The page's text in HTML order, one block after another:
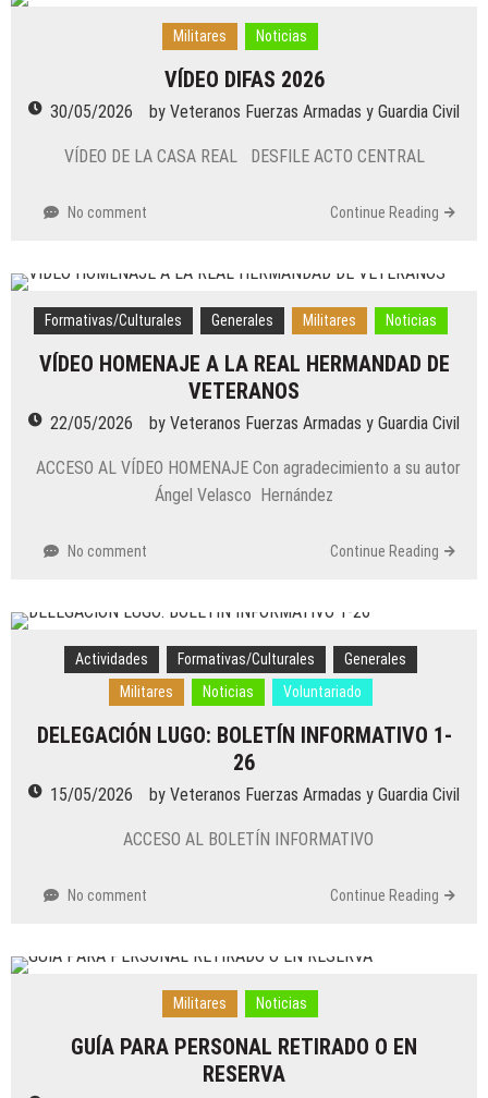
Militares Noticias
VÍDEO DIFAS 2026
30/05/2026 by Veteranos Fuerzas Armadas y Guardia Civil
VÍDEO DE LA CASA REAL DESFILE ACTO CENTRAL
No comment Continue Reading
Formativas/Culturales Generales Militares Noticias
VÍDEO HOMENAJE A LA REAL HERMANDAD DE
VETERANOS
22/05/2026 by Veteranos Fuerzas Armadas y Guardia Civil
ACCESO AL VÍDEO HOMENAJE Con agradecimiento a su autor
Ángel Velasco Hernández
No comment Continue Reading
Actividades Formativas/Culturales
Generales
Militares
Noticias Voluntariado
DELEGACIÓN LUGO: BOLETÍN INFORMATIVO 1-
26
15/05/2026 by Veteranos Fuerzas Armadas y Guardia Civil
ACCESO AL BOLETÍN INFORMATIVO
No comment Continue Reading
Militares Noticias
GUÍA PARA PERSONAL RETIRADO O EN
RESERVA